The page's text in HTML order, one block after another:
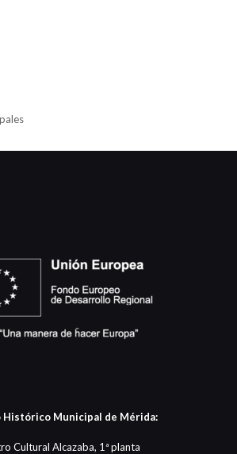
Histórico Municipal de Mérida:
Cultural Alcazaba, 1ª planta